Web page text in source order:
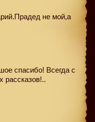
не мой,а
спасибо! Всегда с
рассказов!..